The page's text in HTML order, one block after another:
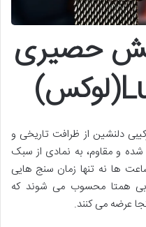
حصیری
دلنشین از ظرافت تاریخی و
شده و مقاوم، به نمادی از سبک
ها نه تنها زمان سنج هایی
بی همتا محسوب می شوند که
عرضه می کنند.